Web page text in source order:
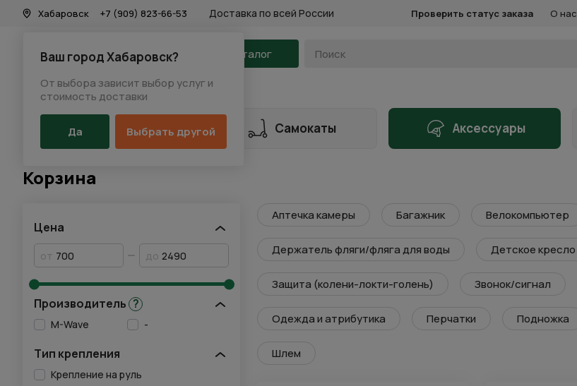
Хабаровск
Ваш город Хабаровск?
От выбора зависит выбор услуг и
стоимость доставки
Да Выбрать другой
+7 (909) 823-66-53 Доставка по всей России Проверить статус заказа О нас
На главную Каталог
Каталог/Аксессуары/Корзина
Разделы каталога
Велосипеды Самокаты Аксессуары
Корзина
Цена
от до
Производитель ?
M-Wave -
Тип крепления
Крепление на руль
Аптечка камеры Багажник Велокомпьютер
Держатель фляги/фляга для воды Детское кресло
Защита (колени-локти-голень) Звонок/сигнал
Одежда и атрибутика Перчатки Подножка
Шлем